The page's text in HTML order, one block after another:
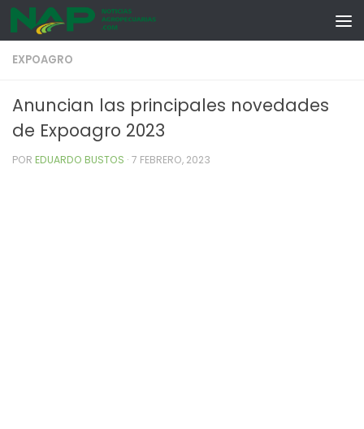
Skip to content
EXPOAGRO
Anuncian las principales novedades
de Expoagro 2023
POR EDUARDO BUSTOS · 7 FEBRERO, 2023